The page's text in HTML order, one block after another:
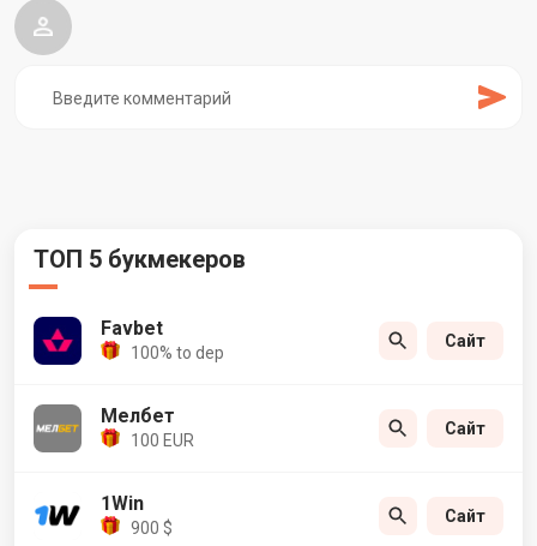
ТОП 5 букмекеров
Favbet
100% to dep
Сайт
Мелбет
100 EUR
Сайт
1Win
900 $
Сайт